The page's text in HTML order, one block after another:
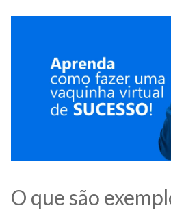
O que são